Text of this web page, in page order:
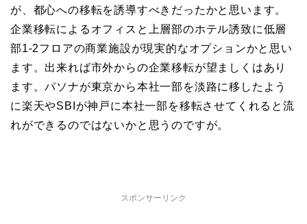
が、都心への移転を誘導すべきだったかと思います。
企業移転によるオフィスと上層部のホテル誘致に低層
部1-2フロアの商業施設が現実的なオプションかと思い
ます。出来れば市外からの企業移転が望ましくはあり
ます。パソナが東京から本社一部を淡路に移したよう
に楽天やSBIが神戸に本社一部を移転させてくれると流
れができるのではないかと思うのですが。
スポンサーリンク